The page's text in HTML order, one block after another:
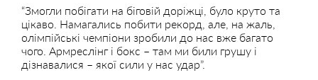
“Змогли побігати на біговій доріжці, було круто та
цікаво. Намагались побити рекорд, але, на жаль,
олімпійські чемпіони зробили до нас вже багато
чого. Армреслінг і бокс – там ми били грушу і
дізнавалися – якої сили у нас удар”.